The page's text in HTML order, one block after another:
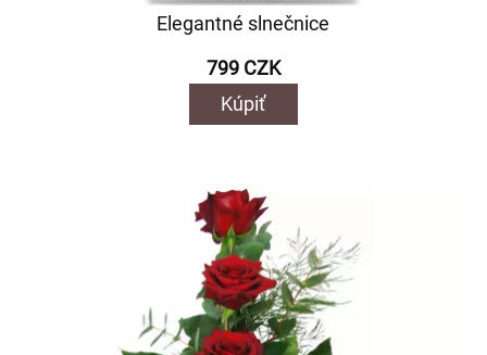
Elegantné slnečnice
799 CZK
Kúpiť